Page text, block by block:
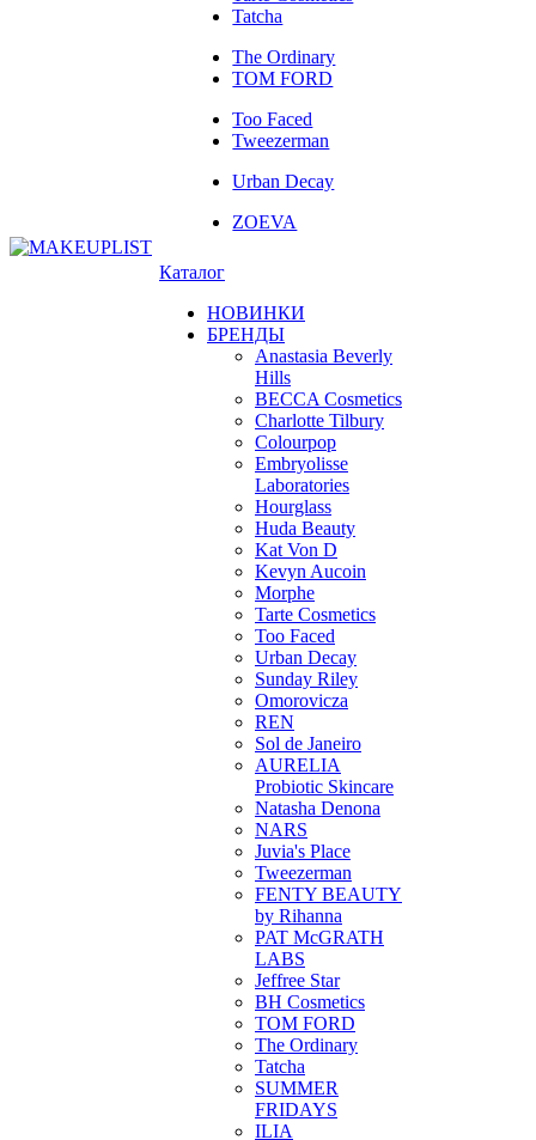
Tatcha
The Ordinary
TOM FORD
Too Faced
Tweezerman
Urban Decay
ZOEVA
Каталог
НОВИНКИ
БРЕНДЫ
Anastasia Beverly
Hills
BECCA Cosmetics
Charlotte Tilbury
Colourpop
Embryolisse
Laboratories
Hourglass
Huda Beauty
Kat Von D
Kevyn Aucoin
Morphe
Tarte Cosmetics
Too Faced
Urban Decay
Sunday Riley
Omorovicza
REN
Sol de Janeiro
AURELIA
Probiotic Skincare
Natasha Denona
NARS
Juvia's Place
Tweezerman
FENTY BEAUTY
by Rihanna
PAT McGRATH
LABS
Jeffree Star
BH Cosmetics
TOM FORD
The Ordinary
Tatcha
SUMMER
FRIDAYS
ILIA